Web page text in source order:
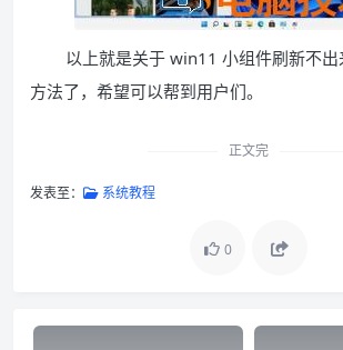
以上就是关于 win11 小组件刷新不
方法了，希望可以帮到用户们。
正文完
发表至： 系统教程
0